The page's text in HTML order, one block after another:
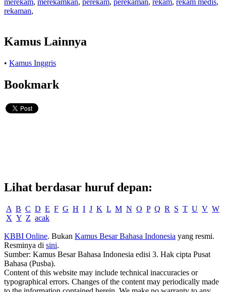
merekam, merekamkan, perekam, perekaman, rekam, rekam medis,
rekaman,
Kamus Lainnya
• Kamus Inggris
Bookmark
Lihat berdasar huruf depan:
A B C D E F G H I J K L M N O P Q R S T U V W
X Y Z acak
KBBI Online. Bukan Kamus Besar Bahasa Indonesia yang resmi.
Resminya di sini.
Sumber: Kamus Besar Bahasa Indonesia edisi 3. Hak cipta Pusat
Bahasa (Pusba).
Content of this website may include technical inaccuracies or
typographical errors. Changes of the content may periodically made